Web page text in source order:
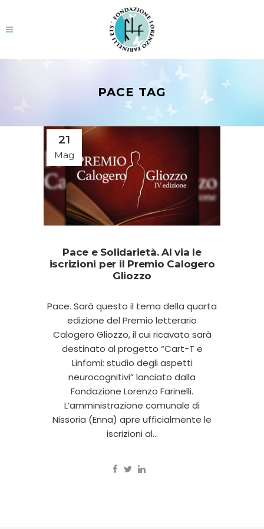
PACE TAG
21
Mag
Pace e Solidarietà. Al via le
iscrizioni per il Premio Calogero
Gliozzo
Pace. Sarà questo il tema della quarta
edizione del Premio letterario
Calogero Gliozzo, il cui ricavato sarà
destinato al progetto “Cart-T e
Linfomi: studio degli aspetti
neurocognitivi” lanciato dalla
Fondazione Lorenzo Farinelli.
L’amministrazione comunale di
Nissoria (Enna) apre ufficialmente le
iscrizioni al...